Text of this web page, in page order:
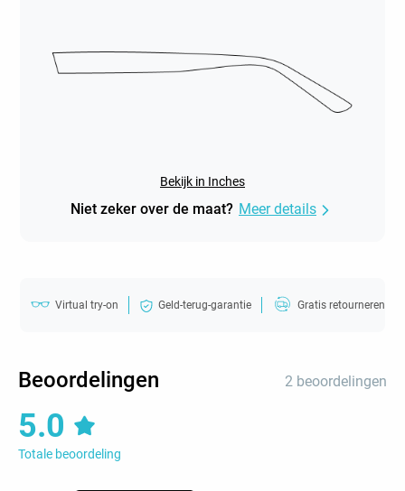
Bekijk in Inches
Niet zeker over de maat? Meer details
Virtual try-on Geld-terug-garantie Gratis retourneren
Beoordelingen 2 beoordelingen
5.0
Totale beoordeling